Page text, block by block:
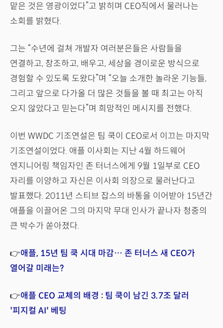
맡은 것은 영광이었다”고 밝히며 CEO직에서 물러나는
소회를 밝혔다.
그는 “수년에 걸쳐 개발자 여러분은들은 사람들을
연결하고, 창조하고, 배우고, 세상을 경이로운 방식으로
경험할 수 있도록 도왔다”며 “오늘 소개한 놀라운 기능들,
그리고 앞으로 다가올 더 많은 것들을 볼 때 최고는 아직
오지 않았다고 믿는다”며 희망적인 메시지를 전했다.
이번 WWDC 기조연설은 팀 쿡이 CEO로서 이끄는 마지막
기조연설이었다. 애플 이사회는 지난 4월 하드웨어
엔지니어링 책임자인 존 터너스에게 9월 1일부로 CEO
자리를 이양하고 자신은 이사회 의장으로 물러난다고
발표했다. 2011년 스티브 잡스의 바통을 이어받아 15년간
애플을 이끌어온 그의 마지막 무대 인사가 끝나자 청중의
큰 박수가 쏟아졌다.
👉애플, 15년 팀 쿡 시대 마감… 존 터너스 새 CEO가
열어갈 미래는?
👉애플 CEO 교체의 배경 : 팀 쿡이 남긴 3.7조 달러
'피지컬 AI' 베팅